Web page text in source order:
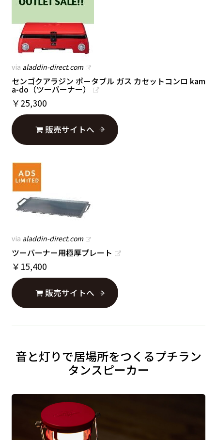
via aladdin-direct.com
センゴクアラジン ポータブル ガス カセットコンロ kam
a-do（ツーバーナー）
￥25,300
販売サイトへ
via aladdin-direct.com
ツーバーナー用極厚プレート
￥ 15,400
販売サイトへ
音と灯りで居場所をつくるプチラン
タンスピーカー